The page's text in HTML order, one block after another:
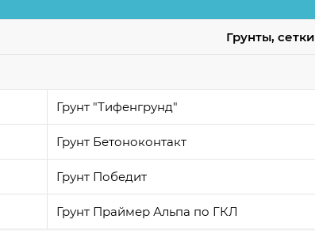
Грунты, сетки
Грунт "Тифенгрунд"
Грунт Бетоноконтакт
Грунт Победит
Грунт Праймер Альпа по ГКЛ